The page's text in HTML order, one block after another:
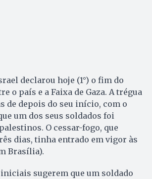
declarou hoje (1°) o fim do
o país e a Faixa de Gaza. A trégua
de depois do seu início, com o
um dos seus soldados foi
O cessar-fogo, que
dias, tinha entrado em vigor às
Brasília).
sugerem que um soldado